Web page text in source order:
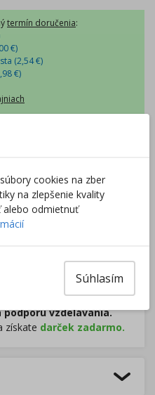
termín doručenia:
€)
(2,54€)
€)
podporu vzdelávania.
získate darček zadarmo.
cookies na zber
na zlepšenie kvality
alebo odmietnuť
Súhlasím